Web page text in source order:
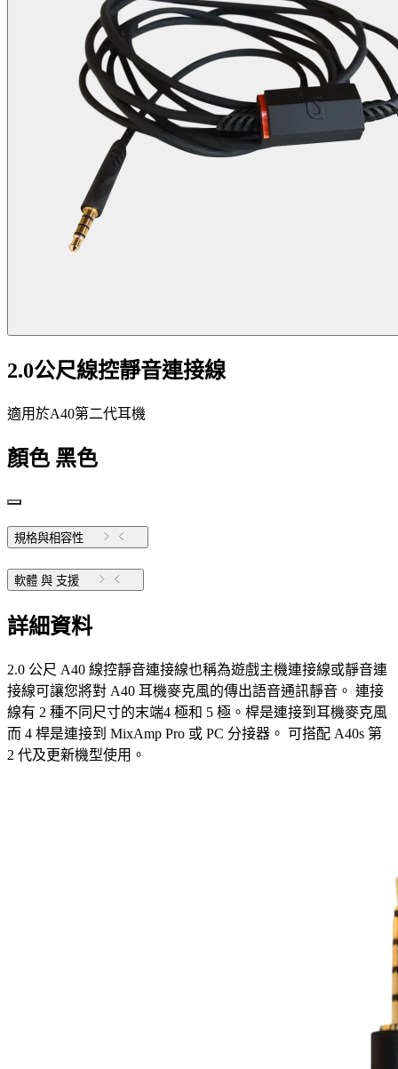
2.0公尺線控靜音連接線
適用於A40第二代耳機
顏色 黑色
規格與相容性
軟體 與 支援
詳細資料
2.0 公尺 A40 線控靜音連接線也稱為遊戲主機連接線或靜音連
接線可讓您將對 A40 耳機麥克風的傳出語音通訊靜音。 連接
線有 2 種不同尺寸的末端4 極和 5 極。桿是連接到耳機麥克風
而 4 桿是連接到 MixAmp Pro 或 PC 分接器。 可搭配 A40s 第
2 代及更新機型使用。